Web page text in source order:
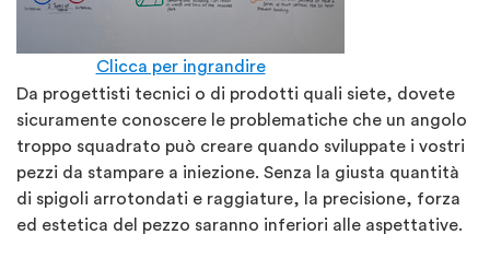
Clicca per ingrandire
Da progettisti tecnici o di prodotti quali siete, dovete
sicuramente conoscere le problematiche che un angolo
troppo squadrato può creare quando sviluppate i vostri
pezzi da stampare a iniezione. Senza la giusta quantità
di spigoli arrotondati e raggiature, la precisione, forza
ed estetica del pezzo saranno inferiori alle aspettative.